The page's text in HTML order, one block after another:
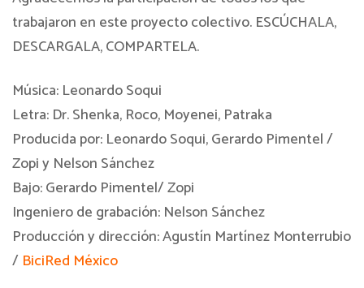
trabajaron en este proyecto colectivo. ESCÚCHALA,
DESCARGALA, COMPARTELA.
Música: Leonardo Soqui
Letra: Dr. Shenka, Roco, Moyenei, Patraka
Producida por: Leonardo Soqui, Gerardo Pimentel /
Zopi y Nelson Sánchez
Bajo: Gerardo Pimentel/ Zopi
Ingeniero de grabación: Nelson Sánchez
Producción y dirección: Agustín Martínez Monterrubio
/ BiciRed México